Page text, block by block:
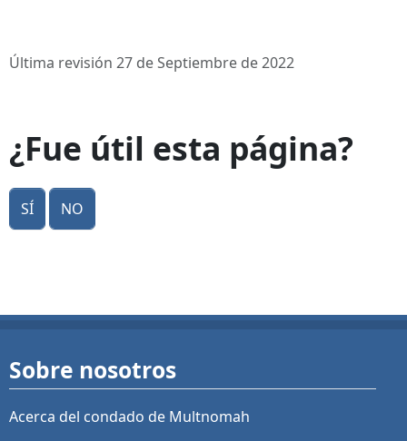
Última revisión 27 de Septiembre de 2022
¿Fue útil esta página?
Sí No
Sobre nosotros
Acerca del condado de Multnomah